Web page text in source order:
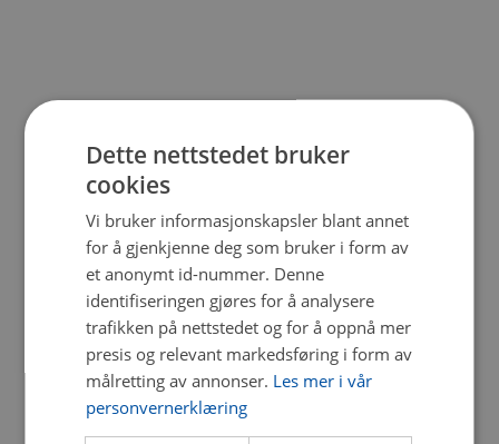
Dette nettstedet bruker
cookies
Vi bruker informasjonskapsler blant annet
for å gjenkjenne deg som bruker i form av
et anonymt id-nummer. Denne
identifiseringen gjøres for å analysere
trafikken på nettstedet og for å oppnå mer
presis og relevant markedsføring i form av
målretting av annonser. Les mer i vår
personvernerklæring